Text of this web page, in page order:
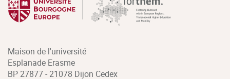
Maison de l'université
Esplanade Erasme
BP 27877 - 21078 Dijon Cedex